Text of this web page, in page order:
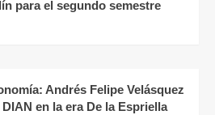
para el segundo semestre
Andrés Felipe Velásquez
en la era De la Espriella